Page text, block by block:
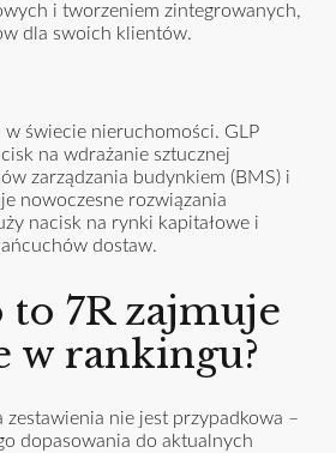
i tworzeniem zintegrowanych,
dla swoich klientów.
świecie nieruchomości. GLP
na wdrażanie sztucznej
zarządzania budynkiem (BMS) i
nowoczesne rozwiązania
nacisk na rynki kapitałowe i
dostaw.
to 7R zajmuje
w rankingu?
zestawienia nie jest przypadkowa –
dopasowania do aktualnych